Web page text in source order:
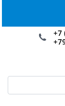
+7